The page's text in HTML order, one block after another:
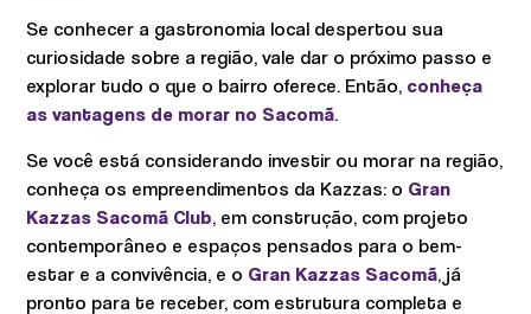
Se conhecer a gastronomia local despertou sua
curiosidade sobre a região, vale dar o próximo passo e
explorar tudo o que o bairro oferece. Então, conheça
as vantagens de morar no Sacomã.
Se você está considerando investir ou morar na região,
conheça os empreendimentos da Kazzas: o Gran
Kazzas Sacomã Club, em construção, com projeto
contemporâneo e espaços pensados para o bem-
estar e a convivência, e o Gran Kazzas Sacomã, já
pronto para te receber, com estrutura completa e